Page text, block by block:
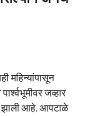
महिन्यांपासून
जव्हार
झाली आहे. आपटाळे